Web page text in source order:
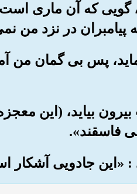
گویی که آن ماری
در نزد من
پس بی گمان من
بیاید، (این
فاسقند».